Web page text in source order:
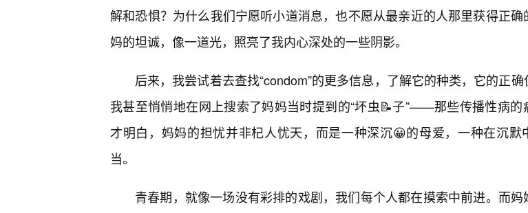
解和恐惧？为什么我们宁愿听小道消息，也不愿从最亲近的人那里获得正确
妈的坦诚，像一道光，照亮了我内心深处的一些阴影。
后来，我尝试着去查找“condom”的更多信息，了解它的种类，它的正确
我甚至悄悄地在网上搜索了妈妈当时提到的“坏虫📝子”——那些传播性病的
才明白，妈妈的担忧并非杞人忧天，而是一种深沉😀的母爱，一种在沉默
当。
青春期，就像一场没有彩排的戏剧，我们每个人都在摸索中前进。而妈